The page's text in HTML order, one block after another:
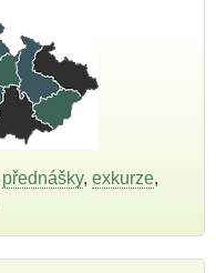
přednášky, exkurze,